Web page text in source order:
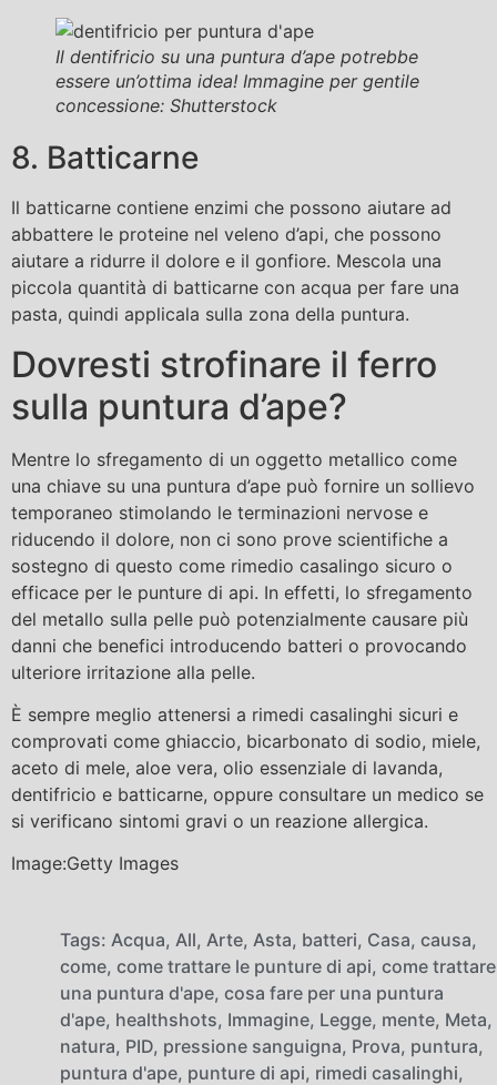
Il dentifricio su una puntura d’ape potrebbe
essere un’ottima idea! Immagine per gentile
concessione: Shutterstock
8. Batticarne
Il batticarne contiene enzimi che possono aiutare ad
abbattere le proteine ​​​​nel veleno d’api, che possono
aiutare a ridurre il dolore e il gonfiore. Mescola una
piccola quantità di batticarne con acqua per fare una
pasta, quindi applicala sulla zona della puntura.
Dovresti strofinare il ferro
sulla puntura d’ape?
Mentre lo sfregamento di un oggetto metallico come
una chiave su una puntura d’ape può fornire un sollievo
temporaneo stimolando le terminazioni nervose e
riducendo il dolore, non ci sono prove scientifiche a
sostegno di questo come rimedio casalingo sicuro o
efficace per le punture di api. In effetti, lo sfregamento
del metallo sulla pelle può potenzialmente causare più
danni che benefici introducendo batteri o provocando
ulteriore irritazione alla pelle.
È sempre meglio attenersi a rimedi casalinghi sicuri e
comprovati come ghiaccio, bicarbonato di sodio, miele,
aceto di mele, aloe vera, olio essenziale di lavanda,
dentifricio e batticarne, oppure consultare un medico se
si verificano sintomi gravi o un reazione allergica.
Image:Getty Images
Tags: Acqua, All, Arte, Asta, batteri, Casa, causa,
come, come trattare le punture di api, come trattare
una puntura d'ape, cosa fare per una puntura
d'ape, healthshots, Immagine, Legge, mente, Meta,
natura, PID, pressione sanguigna, Prova, puntura,
puntura d'ape, punture di api, rimedi casalinghi,